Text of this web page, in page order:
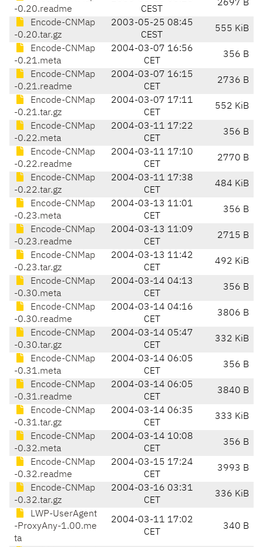
-0.20.readme
CEST
2697 B
Encode-CNMap
-0.20.tar.gz
2003-05-25 08:45
CEST
555 KiB
Encode-CNMap
-0.21.meta
2004-03-07 16:56
CET
356 B
Encode-CNMap
-0.21.readme
2004-03-07 16:15
CET
2736 B
Encode-CNMap
-0.21.tar.gz
2004-03-07 17:11
CET
552 KiB
Encode-CNMap
-0.22.meta
2004-03-11 17:22
CET
356 B
Encode-CNMap
-0.22.readme
2004-03-11 17:10
CET
2770 B
Encode-CNMap
-0.22.tar.gz
2004-03-11 17:38
CET
484 KiB
Encode-CNMap
-0.23.meta
2004-03-13 11:01
CET
356 B
Encode-CNMap
-0.23.readme
2004-03-13 11:09
CET
2715 B
Encode-CNMap
-0.23.tar.gz
2004-03-13 11:42
CET
492 KiB
Encode-CNMap
-0.30.meta
2004-03-14 04:13
CET
356 B
Encode-CNMap
-0.30.readme
2004-03-14 04:16
CET
3806 B
Encode-CNMap
-0.30.tar.gz
2004-03-14 05:47
CET
332 KiB
Encode-CNMap
-0.31.meta
2004-03-14 06:05
CET
356 B
Encode-CNMap
-0.31.readme
2004-03-14 06:05
CET
3840 B
Encode-CNMap
-0.31.tar.gz
2004-03-14 06:35
CET
333 KiB
Encode-CNMap
-0.32.meta
2004-03-14 10:08
CET
356 B
Encode-CNMap
-0.32.readme
2004-03-15 17:24
CET
3993 B
Encode-CNMap
-0.32.tar.gz
2004-03-16 03:31
CET
336 KiB
LWP-UserAgent
-ProxyAny-1.00.me
ta
2004-03-11 17:02
CET
340 B